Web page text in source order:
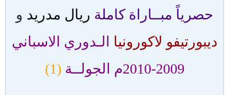
حصرياً مبــاراة كاملة ريال مدريد و
ديبورتيفو لاكورونيا
الـدوري الاسباني
2009-2010م الجولــة
(1)